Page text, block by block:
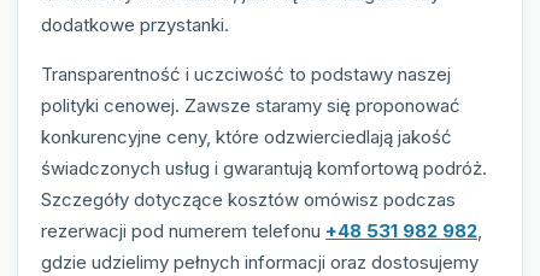
dodatkowe przystanki.
Transparentność i uczciwość to podstawy naszej
polityki cenowej. Zawsze staramy się proponować
konkurencyjne ceny, które odzwierciedlają jakość
świadczonych usług i gwarantują komfortową podróż.
Szczegóły dotyczące kosztów omówisz podczas
rezerwacji pod numerem telefonu +48 531 982 982
gdzie udzielimy pełnych informacji oraz dostosujemy